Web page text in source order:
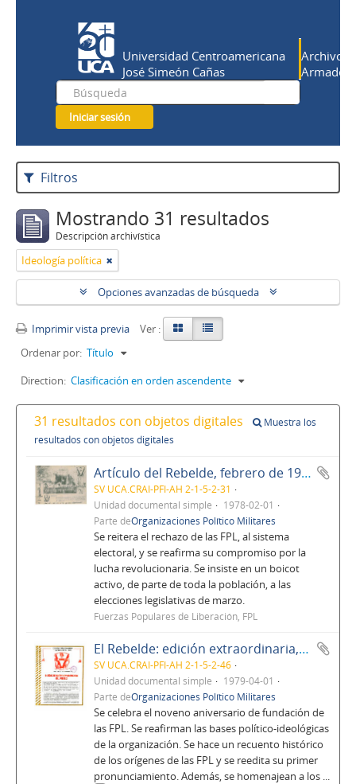
Universidad Centroamericana
José Simeón Cañas
Archivo
Armado
Iniciar sesión
Filtros
Mostrando 31 resultados
Descripción archivística
Ideología política
Opciones avanzadas de búsqueda
Imprimir vista previa
Ver :
Ordenar por: Título
Direction: Clasificación en orden ascendente
31 resultados con objetos digitales
Muestra los
resultados con objetos digitales
Artículo del Rebelde, febrero de 1978
SV UCA.CRAI-PFI-AH 2-1-5-2-31
Unidad documental simple
1978-02-01
Parte deOrganizaciones Político Militares
Se reitera el rechazo de las FPL, al sistema
electoral, y se reafirma su compromiso por la
lucha revolucionaria. Se insiste en un boicot
activo, de parte de toda la población, a las
elecciones legislativas de marzo.
Fuerzas Populares de Liberación, FPL
El Rebelde: edición extraordinaria, abril de 1979, No. 78, Año 6
SV UCA.CRAI-PFI-AH 2-1-5-2-46
Unidad documental simple
1979-04-01
Parte deOrganizaciones Político Militares
Se celebra el noveno aniversario de fundación de
las FPL. Se reafirman las bases político-ideológicas
de la organización. Se hace un recuento histórico
de los orígenes de las FPL y se reedita su primer
pronunciamiento. Además, se homenajean a los ...